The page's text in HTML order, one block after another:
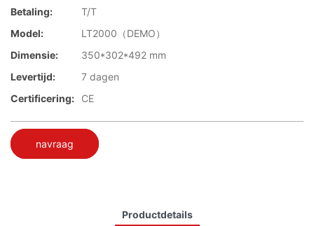
Betaling:
T/T
Model:
LT2000（DEMO）
Dimensie:
350*302*492 mm
Levertijd:
7 dagen
Certificering:
CE
navraag
Productdetails